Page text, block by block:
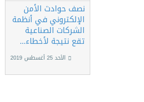
نصف حوادث الأمن
الإلكتروني في أنظمة
الشركات الصناعية
تقع نتيجة لأخطاء...
الأحد 25 أغسطس 2019